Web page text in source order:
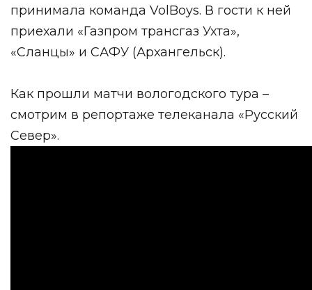
принимала команда VolBoys. В гости к ней
приехали «Газпром трансгаз Ухта»,
«Сланцы» и САФУ (Архангельск).
Как прошли матчи вологодского тура –
смотрим в репортаже телеканала «Русский
Север».